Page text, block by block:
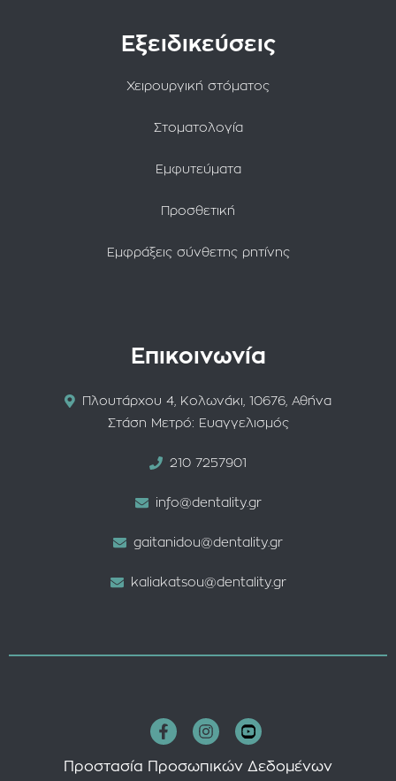
Εξειδικεύσεις
Χειρουργική στόματος
Στοματολογία
Εμφυτεύματα
Προσθετική
Εμφράξεις σύνθετης ρητίνης
Επικοινωνία
Πλουτάρχου 4, Κολωνάκι, 10676, Αθήνα
Στάση Μετρό: Ευαγγελισμός
210 7257901
info@dentality.gr
gaitanidou@dentality.gr
kaliakatsou@dentality.gr
Προστασία Προσωπικών Δεδομένων